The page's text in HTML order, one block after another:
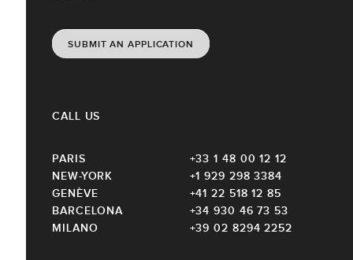
SUBMIT AN APPLICATION
CALL US
PARIS
+33 1 48 00 12 12
NEW-YORK
+1 929 298 3384
GENÈVE
+41 22 518 12 85
BARCELONA
+34 930 46 73 53
MILANO
+39 02 8294 2252